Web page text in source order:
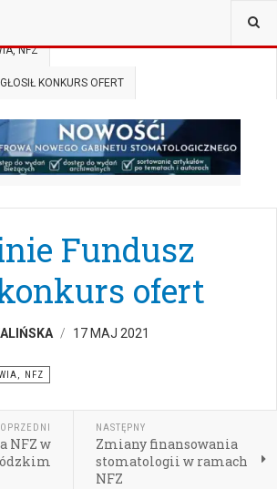
NFZ
KONKURS OFERT
Fundusz
konkurs ofert
17 MAJ 2021
NFZ
NFZ w
NASTĘPNY
Zmiany finansowania
stomatologii w ramach
NFZ